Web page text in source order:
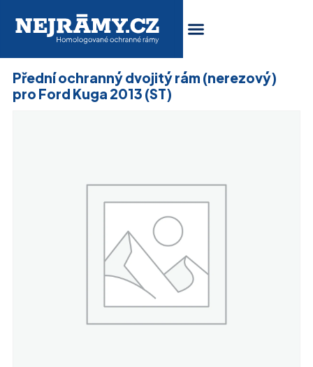
Přední ochranný dvojitý rám (nerezový)
pro Ford Kuga 2013 (ST)